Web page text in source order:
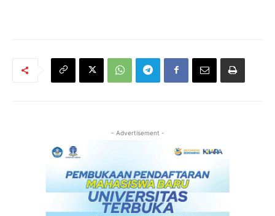
- Advertisement -